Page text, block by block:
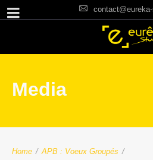
Media
Home / APB : Voeux Groupés /